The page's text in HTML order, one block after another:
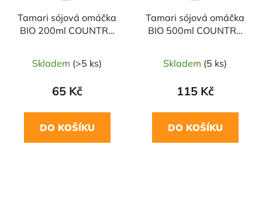
Tamari sójová omáčka
BIO 200ml COUNTRY
Skladem (>5 ks)
65 Kč
DO KOŠÍKU
Tamari sójová omáčka
BIO 500ml COUNTRY
Skladem (5 ks)
115 Kč
DO KOŠÍKU